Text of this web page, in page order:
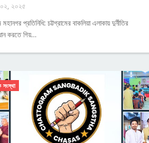
২০২৫
মহানগর প্রতিনিধি: চট্টগ্রামের বাকলিয়া এলাকায় দুর্নীতির
করতে গিয়…
সংস্থা